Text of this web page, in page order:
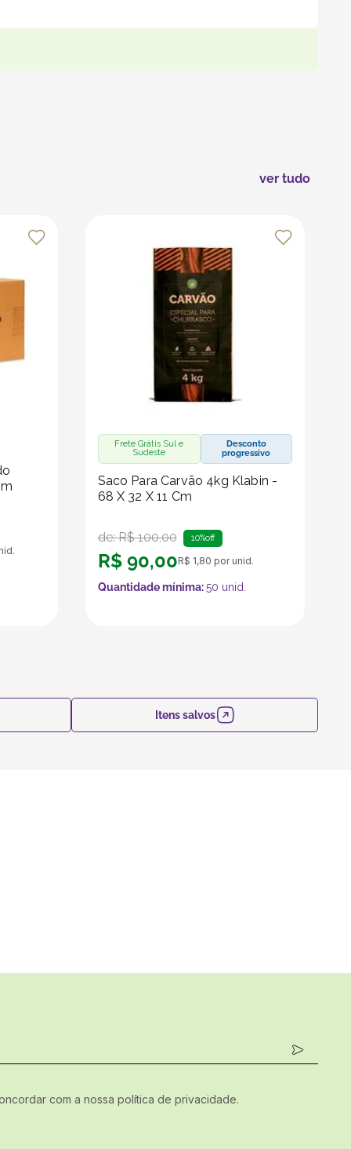
evitar folgas e garantir maior estabilidade
Frete Grátis Sul e
Sudeste
Desconto
progressivo
Saco Para Carvão 4kg Klabin -
68 X 32 X 11 Cm
de:R$ 100,00 10%off
R$ 90,00R$ 1,80 por unid.
Quantidade mínima:50 unid.
ver tudo
Itens salvos
com a nossa política de privacidade.